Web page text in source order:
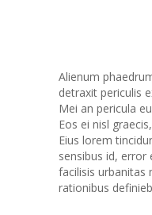
Alienum
detraxit periculis
Mei an pericula
Eos ei nisl
Eius lorem
sensibus id, error
facilisis urbanitas
rationibus